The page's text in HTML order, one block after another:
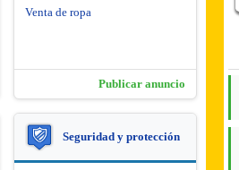
Venta de ropa
Publicar anuncio
Seguridad y protección